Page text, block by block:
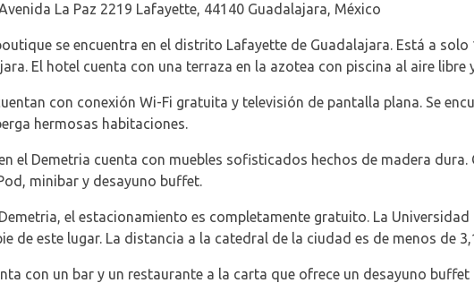
La Paz 2219 Lafayette, 44140 Guadalajara, México
se encuentra en el distrito Lafayette de Guadalajara. Está a
El hotel cuenta con una terraza en la azotea con piscina al aire libre
con conexión Wi-Fi gratuita y televisión de pantalla plana. Se
hermosas habitaciones.
el Demetria cuenta con muebles sofisticados hechos de madera
minibar y desayuno buffet.
el estacionamiento es completamente gratuito. La
de este lugar. La distancia a la catedral de la ciudad es de menos de
con un bar y un restaurante a la carta que ofrece un desayuno